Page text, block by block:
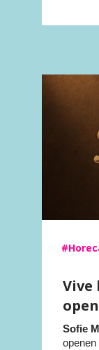
Vive
Sofie
openen